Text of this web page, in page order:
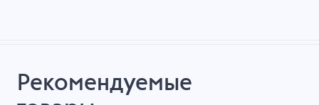
Рекомендуемые